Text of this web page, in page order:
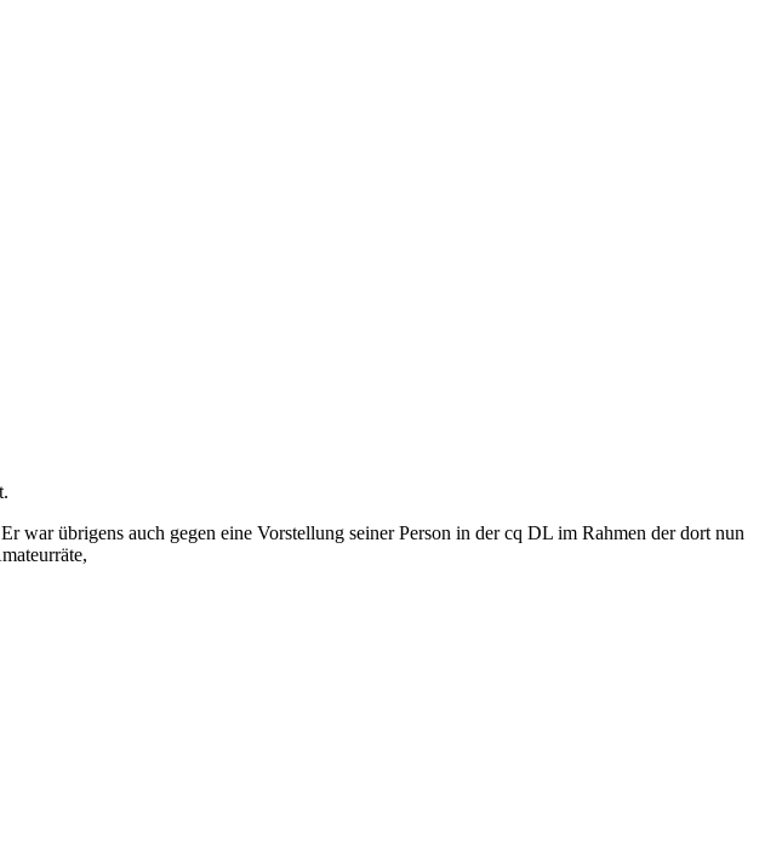
war übrigens auch gegen eine Vorstellung seiner Person in der cq DL im Rahmen der dort nun